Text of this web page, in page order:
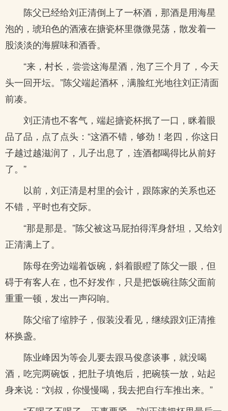
陈父已经给刘正清倒上了一杯酒，那酒是用海星
泡的，琥珀色的酒液在搪瓷杯里微微晃荡，散发着一
股淡淡的海腥味和酒香。
“来，村长，尝尝这海星酒，泡了三个月了，今天
头一回开坛。”陈父端起酒杯，满脸红光地往刘正清面
前凑。
刘正清也不客气，端起搪瓷杯抿了一口，眯着眼
品了品，点了点头：“这酒不错，够劲！老四，你这日
子越过越滋润了，儿子出息了，连酒都喝得比从前好
了。”
以前，刘正清是村里的会计，跟陈家的关系也还
不错，平时也有交际。
“那是那是。”陈父被这马屁拍得浑身舒坦，又给刘
正清满上了。
陈母在旁边端着饭碗，斜着眼瞪了陈父一眼，但
碍于有客人在，也不好发作，只是把饭碗往陈父面前
重重一顿，发出一声闷响。
陈父缩了缩脖子，假装没看见，继续跟刘正清推
杯换盏。
陈业峰因为等会儿要去跟马俊彦谈事，就没喝
酒，吃完两碗饭，把肚子填饱后，把碗筷一放，站起
身来说：“刘叔，你慢慢喝，我去把自行车推出来。”